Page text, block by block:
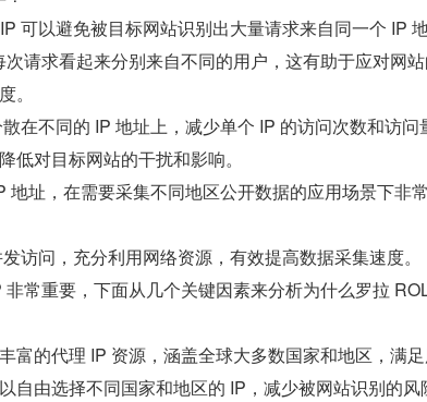
可以避免被目标网站识别出大量请求来自同一个 IP 地
请求看起来分别来自不同的用户，这有助于应对网
。
在不同的 IP 地址上，减少单个 IP 的访问次数和访问
低对目标网站的干扰和影响。
地址，在需要采集不同地区公开数据的应用场景下非
访问，充分利用网络资源，有效提高数据采集速度。
常重要，下面从几个关键因素来分析为什么罗拉
富的代理 IP 资源，涵盖全球大多数国家和地区，满
自由选择不同国家和地区的 IP，减少被网站识别的风